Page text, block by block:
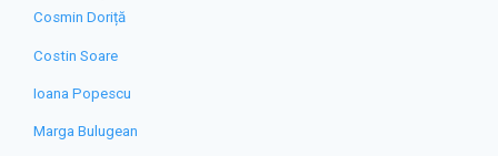
Cosmin Doriță
Costin Soare
Ioana Popescu
Marga Bulugean